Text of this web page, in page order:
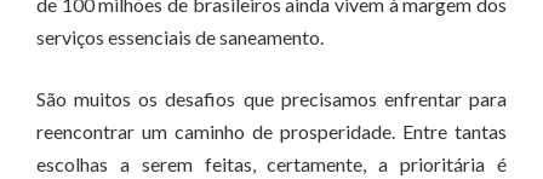
serviços essenciais de saneamento.
São muitos os desafios que precisamos enfrentar para
reencontrar um caminho de prosperidade. Entre tantas
escolhas a serem feitas, certamente, a prioritária é